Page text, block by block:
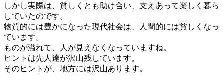
しかし実際は、貧しくとも助け合い、支えあって楽しく暮ら
していたのです。
物質的には豊かになった現代社会は、人間的には貧しくなっ
ています。
ものが溢れて、人が見えなくなっていますね。
ヒントは先人達が沢山残しています。
そのヒントが、地方には沢山あります。